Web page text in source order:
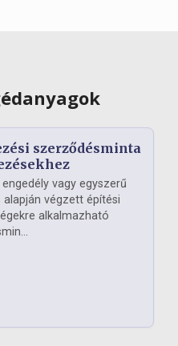
szerződésminta
vagy egyszerű
alapján végzett építési
alkalmazható